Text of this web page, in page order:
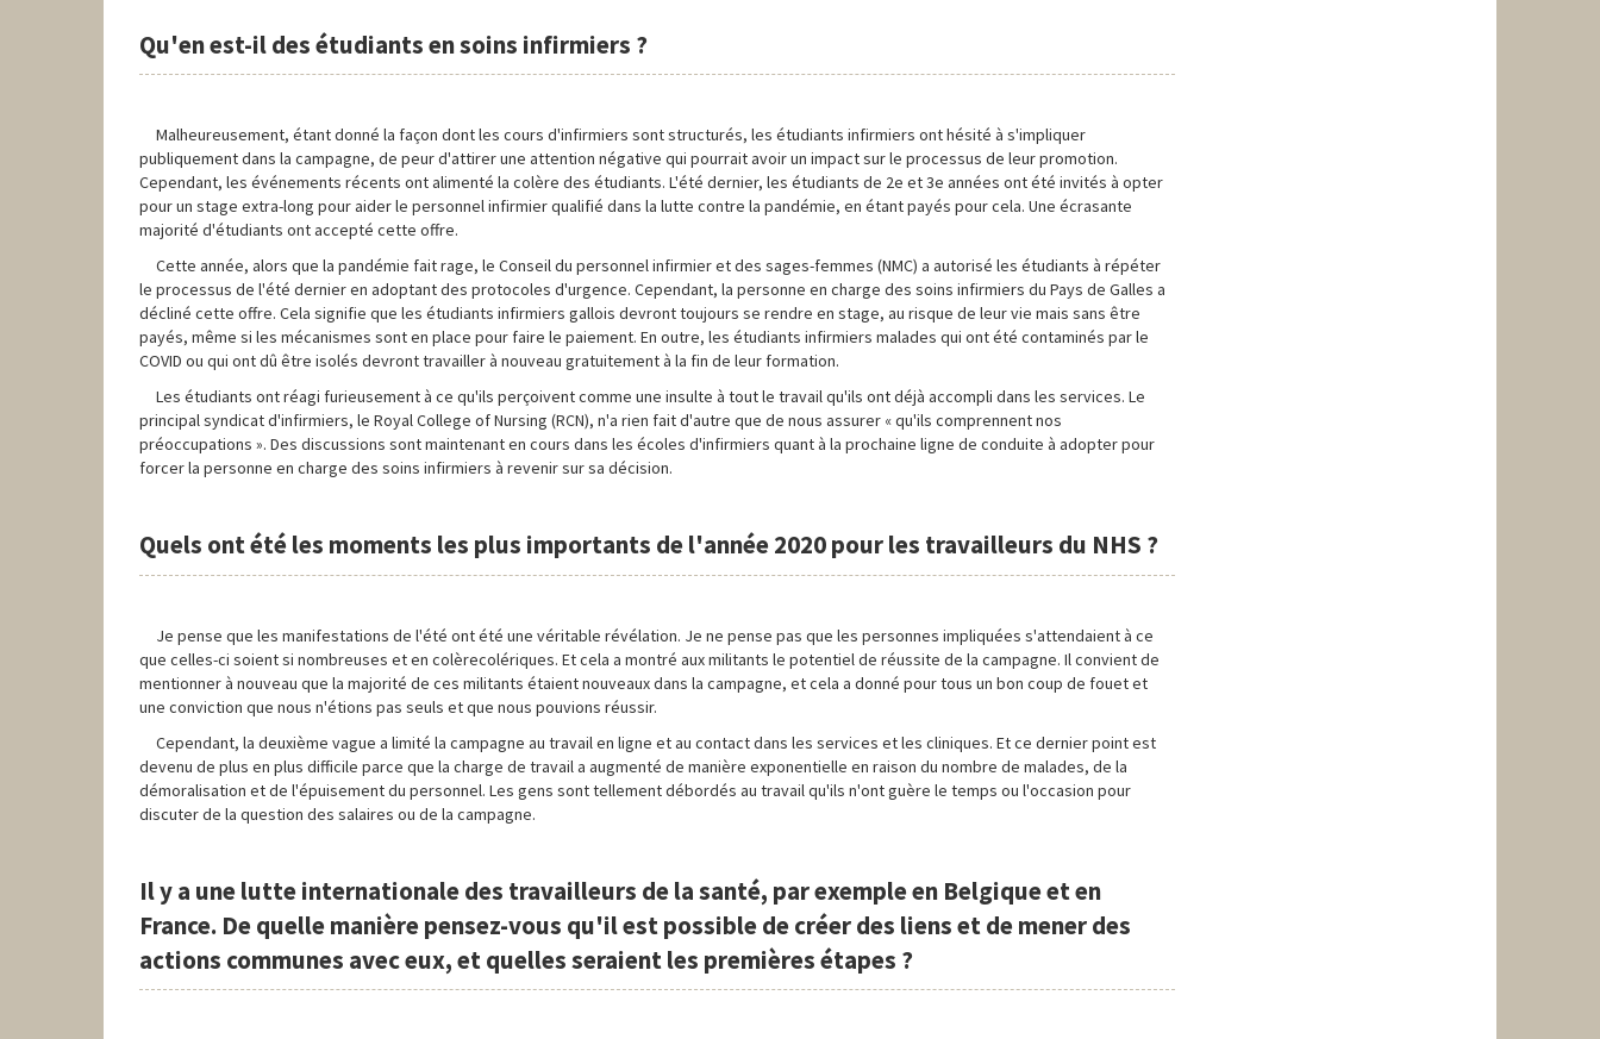
Qu'en est-il des étudiants en soins infirmiers ?
Malheureusement, étant donné la façon dont les cours d'infirmiers sont structurés, les étudiants infirmiers ont hésité à s'impliquer
publiquement dans la campagne, de peur d'attirer une attention négative qui pourrait avoir un impact sur le processus de leur promotion.
Cependant, les événements récents ont alimenté la colère des étudiants. L'été dernier, les étudiants de 2e et 3e années ont été invités à opter
pour un stage extra-long pour aider le personnel infirmier qualifié dans la lutte contre la pandémie, en étant payés pour cela. Une écrasante
majorité d'étudiants ont accepté cette offre.
Cette année, alors que la pandémie fait rage, le Conseil du personnel infirmier et des sages-femmes (NMC) a autorisé les étudiants à répéter
le processus de l'été dernier en adoptant des protocoles d'urgence. Cependant, la personne en charge des soins infirmiers du Pays de Galles a
décliné cette offre. Cela signifie que les étudiants infirmiers gallois devront toujours se rendre en stage, au risque de leur vie mais sans être
payés, même si les mécanismes sont en place pour faire le paiement. En outre, les étudiants infirmiers malades qui ont été contaminés par le
COVID ou qui ont dû être isolés devront travailler à nouveau gratuitement à la fin de leur formation.
Les étudiants ont réagi furieusement à ce qu'ils perçoivent comme une insulte à tout le travail qu'ils ont déjà accompli dans les services. Le
principal syndicat d'infirmiers, le Royal College of Nursing (RCN), n'a rien fait d'autre que de nous assurer « qu'ils comprennent nos
préoccupations ». Des discussions sont maintenant en cours dans les écoles d'infirmiers quant à la prochaine ligne de conduite à adopter pour
forcer la personne en charge des soins infirmiers à revenir sur sa décision.
Quels ont été les moments les plus importants de l'année 2020 pour les travailleurs du NHS ?
Je pense que les manifestations de l'été ont été une véritable révélation. Je ne pense pas que les personnes impliquées s'attendaient à ce
que celles-ci soient si nombreuses et en colèrecolériques. Et cela a montré aux militants le potentiel de réussite de la campagne. Il convient de
mentionner à nouveau que la majorité de ces militants étaient nouveaux dans la campagne, et cela a donné pour tous un bon coup de fouet et
une conviction que nous n'étions pas seuls et que nous pouvions réussir.
Cependant, la deuxième vague a limité la campagne au travail en ligne et au contact dans les services et les cliniques. Et ce dernier point est
devenu de plus en plus difficile parce que la charge de travail a augmenté de manière exponentielle en raison du nombre de malades, de la
démoralisation et de l'épuisement du personnel. Les gens sont tellement débordés au travail qu'ils n'ont guère le temps ou l'occasion pour
discuter de la question des salaires ou de la campagne.
Il y a une lutte internationale des travailleurs de la santé, par exemple en Belgique et en
France. De quelle manière pensez-vous qu'il est possible de créer des liens et de mener des
actions communes avec eux, et quelles seraient les premières étapes ?